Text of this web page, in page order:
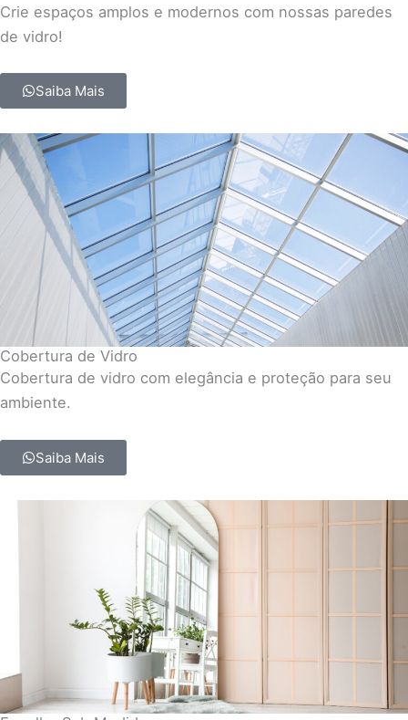
Crie espaços amplos e modernos com nossas paredes
de vidro!
Saiba Mais
Cobertura de Vidro
Cobertura de vidro com elegância e proteção para seu
ambiente.
Saiba Mais